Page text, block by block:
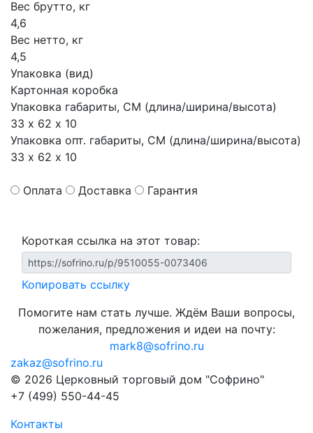
Вес брутто, кг
4,6
Вес нетто, кг
4,5
Упаковка (вид)
Картонная коробка
Упаковка габариты, СМ (длина/ширина/высота)
33 х 62 х 10
Упаковка опт. габариты, СМ (длина/ширина/высота)
33 х 62 х 10
Оплата Доставка Гарантия
Короткая ссылка на этот товар:
Копировать ссылку
Помогите нам стать лучше. Ждём Ваши вопросы,
пожелания, предложения и идеи на почту:
mark8@sofrino.ru
zakaz@sofrino.ru
© 2026 Церковный торговый дом "Софрино"
+7 (499) 550-44-45
Контакты